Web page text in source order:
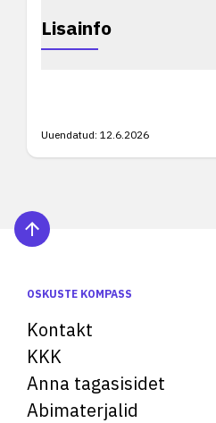
Lisainfo
Uuendatud: 12.6.2026
OSKUSTE KOMPASS
Kontakt
KKK
Anna tagasisidet
Abimaterjalid